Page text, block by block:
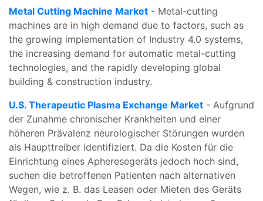
Metal Cutting Machine Market - Metal-cutting
machines are in high demand due to factors, such as
the growing implementation of Industry 4.0 systems,
the increasing demand for automatic metal-cutting
technologies, and the rapidly developing global
building & construction industry.
U.S. Therapeutic Plasma Exchange Market - Aufgrund
der Zunahme chronischer Krankheiten und einer
höheren Prävalenz neurologischer Störungen wurden
als Haupttreiber identifiziert. Da die Kosten für die
Einrichtung eines Apheresegeräts jedoch hoch sind,
suchen die betroffenen Patienten nach alternativen
Wegen, wie z. B. das Leasen oder Mieten des Geräts